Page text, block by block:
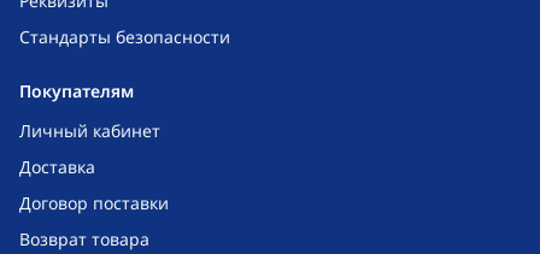
Стандарты безопасности
Покупателям
Личный кабинет
Доставка
Договор поставки
Возврат товара